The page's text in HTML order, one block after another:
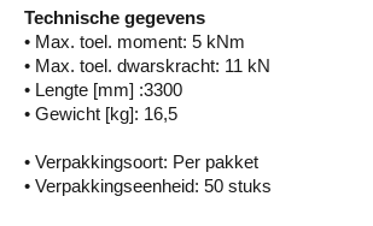
Technische gegevens
• Max. toel. moment: 5 kNm
• Max. toel. dwarskracht: 11 kN
• Lengte [mm] :3300
• Gewicht [kg]: 16,5
• Verpakkingsoort: Per pakket
• Verpakkingseenheid: 50 stuks